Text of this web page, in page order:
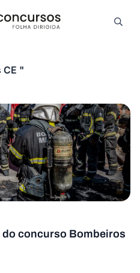
CE "
do concurso Bombeiros